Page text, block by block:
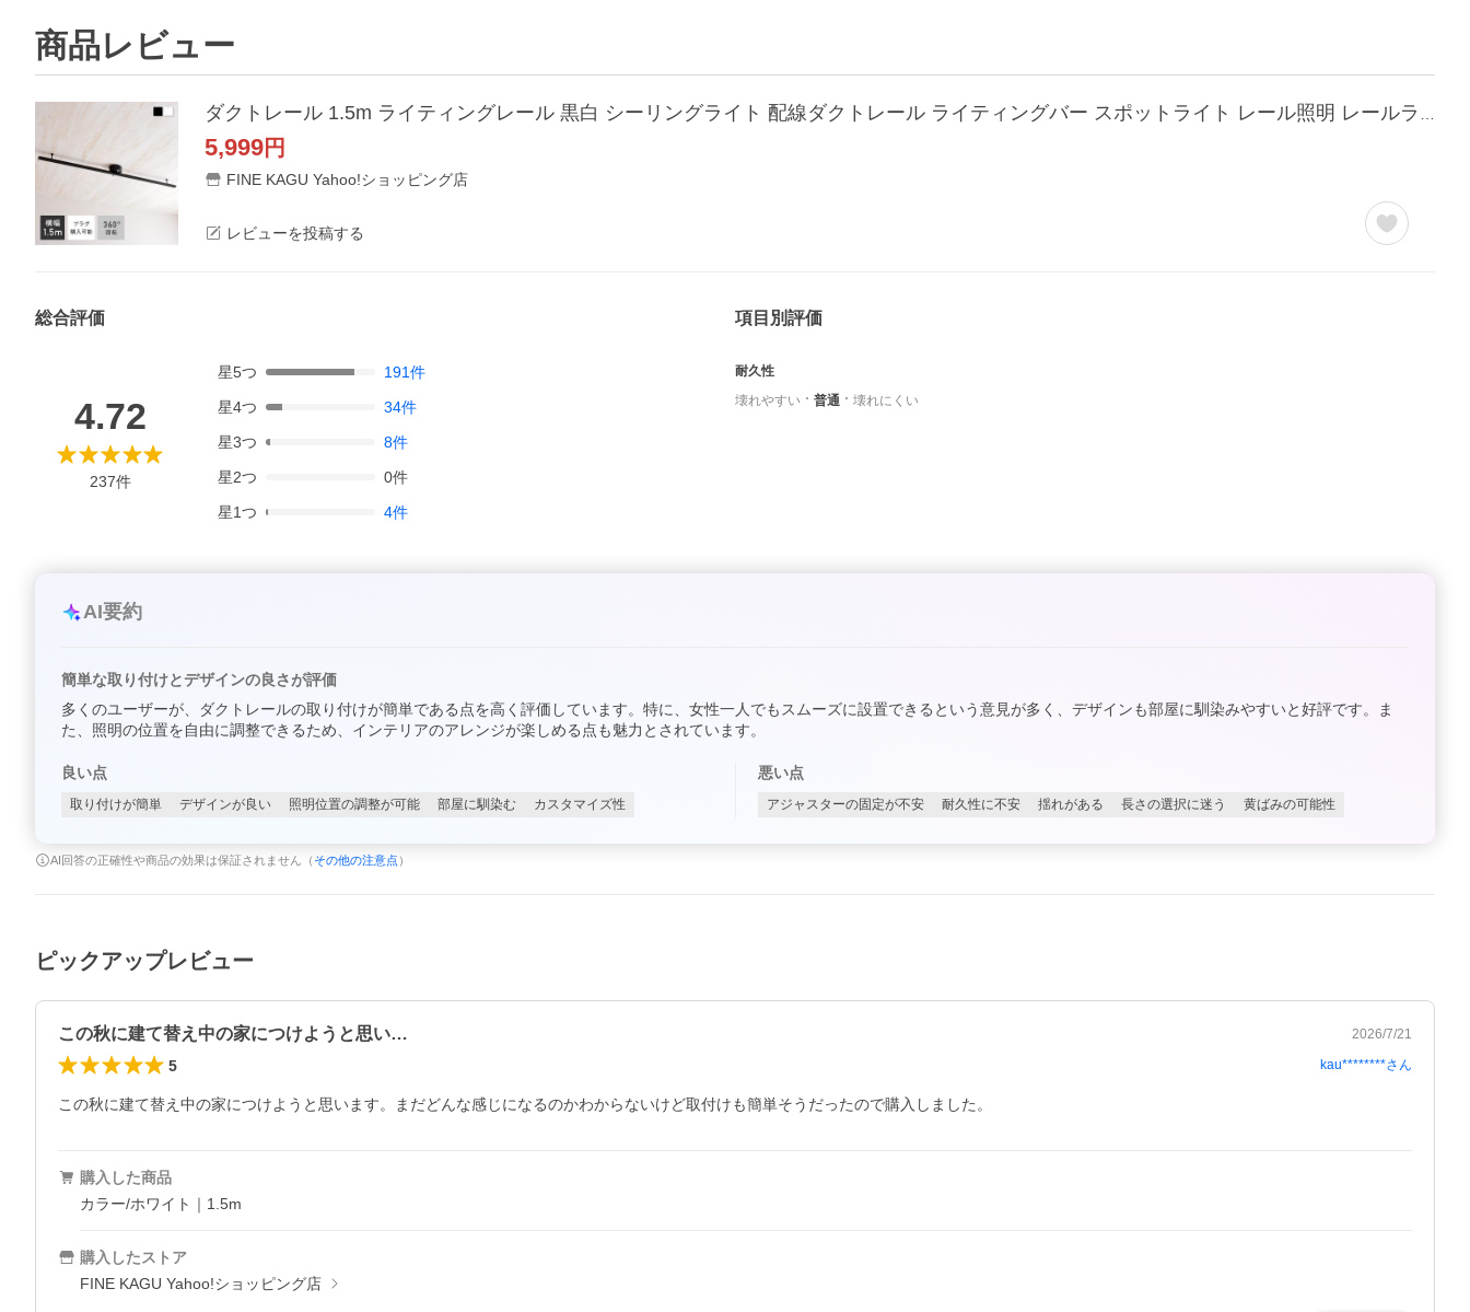
商品レビュー
5,999円
FINE KAGU Yahoo!ショッピング店
レビューを投稿する
総合評価
4.72
237件
星5つ 191件
星4つ 34件
星3つ 8件
星2つ 0件
星1つ 4件
項目別評価
耐久性
壊れやすい
普通 壊れにくい
AI要約
簡単な取り付けとデザインの良さが評価
多くのユーザーが、ダクトレールの取り付けが簡単である点を高く評価しています。特に、女性一人でもスムーズに設置できるという意見が多く、デザインも部屋に馴染みやすいと好評です。ま
た、照明の位置を自由に調整できるため、インテリアのアレンジが楽しめる点も魅力とされています。
良い点
取り付けが簡単 デザインが良い 照明位置の調整が可能 部屋に馴染む カスタマイズ性
悪い点
アジャスターの固定が不安 耐久性に不安 揺れがある 長さの選択に迷う 黄ばみの可能性
AI回答の正確性や商品の効果は保証されません（ その他の注意点 ）
ピックアップレビュー
この秋に建て替え中の家につけようと思い… 2026/7/21
5 kau********さん
この秋に建て替え中の家につけようと思います。まだどんな感じになるのかわからないけど取付けも簡単そうだったので購入しました。
購入した商品
カラー/ホワイト｜1.5m
購入したストア
FINE KAGU Yahoo!ショッピング店